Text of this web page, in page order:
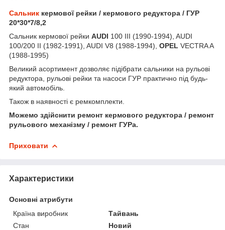
Сальник кермової рейки / кермового редуктора / ГУР
20*30*7/8,2
Сальник кермової рейки AUDI 100 III (1990-1994), AUDI
100/200 II (1982-1991), AUDI V8 (1988-1994), OPEL VECTRA A
(1988-1995)
Великий асортимент дозволяє підібрати сальники на рульові
редуктора, рульові рейки та насоси ГУР практично під будь-
який автомобіль.
Також в наявності є ремкомплекти.
Можемо здійснити ремонт кермового редуктора / ремонт
рульового механізму / ремонт ГУРа.
Приховати
Характеристики
Основні атрибути
Країна виробник
Тайвань
Стан
Новий